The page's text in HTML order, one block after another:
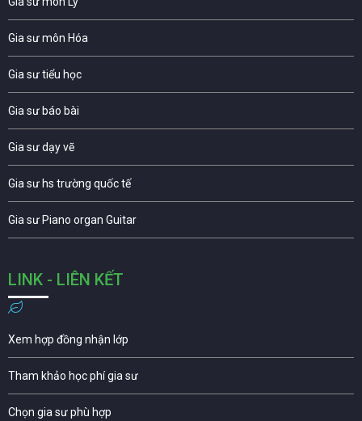
Gia sư môn Hóa
Gia sư tiểu học
Gia sư báo bài
Gia sư dạy vẽ
Gia sư hs trường quốc tế
Gia sư Piano organ Guitar
LINK - LIÊN KẾT
Xem hợp đồng nhận lớp
Tham khảo học phí gia sư
Chọn gia sư phù hợp